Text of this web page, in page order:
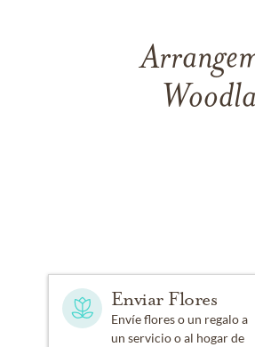
Enviar Flores
Envíe flores o un regalo a
un servicio o al hogar de